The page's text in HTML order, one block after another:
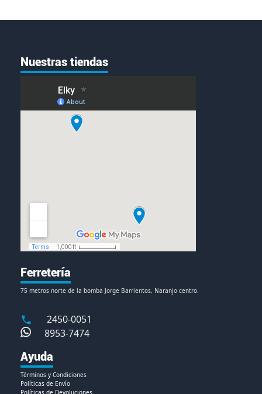
Nuestras tiendas
Ferretería
75 metros norte de la bomba Jorge Barrientos, Naranjo centro.
2450-0051
8953-7474
Ayuda
Términos y Condiciones
Políticas de Envío
Políticas de Devoluciones